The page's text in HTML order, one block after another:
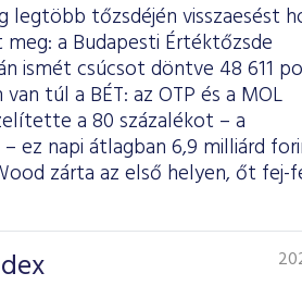
legtöbb tőzsdéjén visszaesést
a Budapesti Értéktőzsde
ismét csúcsot döntve 48 611
túl a BÉT: az OTP és a MOL
a 80 százalékot – a
ez napi átlagban 6,9 milliárd
zárta az első helyen, őt fej-